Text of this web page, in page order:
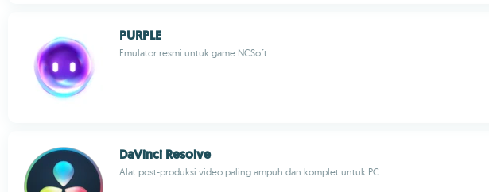
PURPLE
Emulator resmi untuk game NCSoft
DaVinci Resolve
Alat post-produksi video paling ampuh dan komplet untuk PC